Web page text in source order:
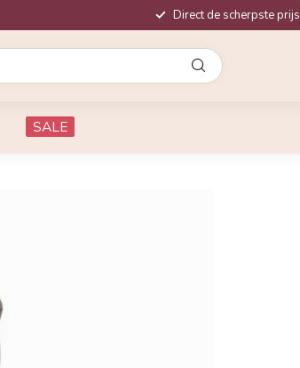
Direct de scherpste prijs
SALE